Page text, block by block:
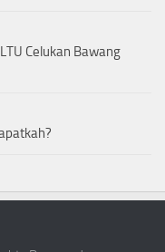
Celukan Bawang